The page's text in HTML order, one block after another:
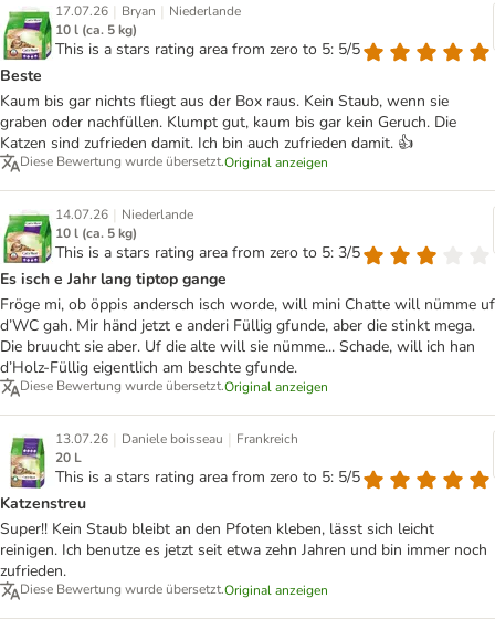
17.07.26 | Bryan | Niederlande
10 l (ca. 5 kg)
This is a stars rating area from zero to 5: 5/5
Beste
Kaum bis gar nichts fliegt aus der Box raus. Kein Staub, wenn sie
graben oder nachfüllen. Klumpt gut, kaum bis gar kein Geruch. Die
Katzen sind zufrieden damit. Ich bin auch zufrieden damit. 👍
Diese Bewertung wurde übersetzt.Original anzeigen
14.07.26 | Niederlande
10 l (ca. 5 kg)
This is a stars rating area from zero to 5: 3/5
Es isch e Jahr lang tiptop gange
Fröge mi, ob öppis andersch isch worde, will mini Chatte will nümme uf
d’WC gah. Mir händ jetzt e anderi Füllig gfunde, aber die stinkt mega.
Die bruucht sie aber. Uf die alte will sie nümme... Schade, will ich han
d’Holz-Füllig eigentlich am beschte gfunde.
Diese Bewertung wurde übersetzt.Original anzeigen
13.07.26 | Daniele boisseau | Frankreich
20 L
This is a stars rating area from zero to 5: 5/5
Katzenstreu
Super!! Kein Staub bleibt an den Pfoten kleben, lässt sich leicht
reinigen. Ich benutze es jetzt seit etwa zehn Jahren und bin immer noch
zufrieden.
Diese Bewertung wurde übersetzt.Original anzeigen